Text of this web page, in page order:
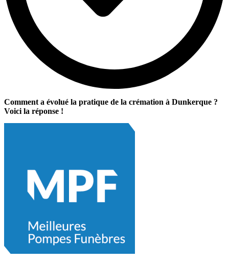
Comment a évolué la pratique de la crémation à Dunkerque ?
Voici la réponse !